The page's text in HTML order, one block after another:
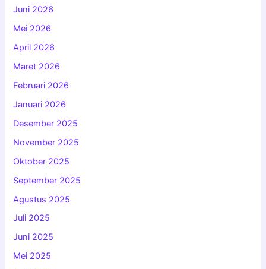
Juni 2026
Mei 2026
April 2026
Maret 2026
Februari 2026
Januari 2026
Desember 2025
November 2025
Oktober 2025
September 2025
Agustus 2025
Juli 2025
Juni 2025
Mei 2025